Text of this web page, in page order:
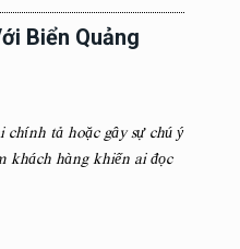
Biển Quảng
tả hoặc gây sự chú ý
khách hàng khiến ai đọc